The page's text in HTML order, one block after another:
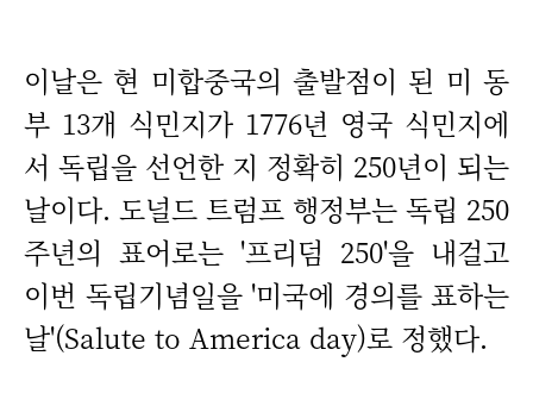
이날은 현 미합중국의 출발점이 된 미 동
부 13개 식민지가 1776년 영국 식민지에
서 독립을 선언한 지 정확히 250년이 되는
날이다. 도널드 트럼프 행정부는 독립 250
주년의 표어로는 '프리덤 250'을 내걸고
이번 독립기념일을 '미국에 경의를 표하는
날'(Salute to America day)로 정했다.